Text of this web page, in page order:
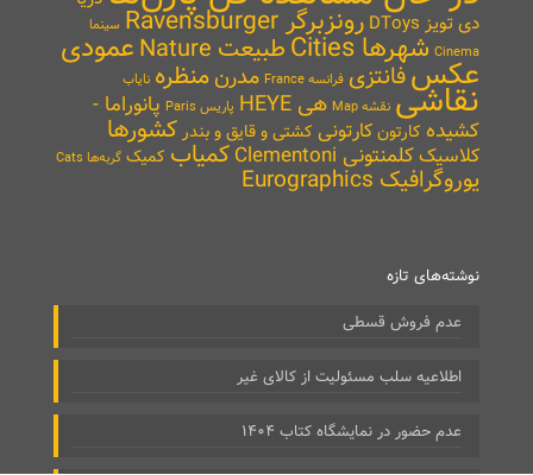
دی تویز DToys
رونزبرگر Ravensburger
سینما
Cinema شهرها Cities طبیعت Nature عمودی
عکسفانتزی فرانسه France مدرنمنظره نایاب نقاشی نقشه Map هی HEYE پاریس Paris
پانوراما -
کشیده کارتونکارتونی کشتی و قایق و بندرکشورها
کلاسیککلمنتونی Clementoni کمیاب کمیک گربه‌ها Cats
یوروگرافیک Eurographics
نوشته‌های تازه
عدم فروش قسطی
اطلاعیه سلب مسئولیت از کالای غیر
عدم حضور در نمایشگاه کتاب ۱۴۰۴